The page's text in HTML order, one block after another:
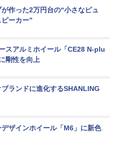
作った2万円台の“小さなピュ
ーカー”
スアルミホイール「CE28 N-plu
剛性を向上
ランドに進化するSHANLING
ザインホイール「M6」に新色